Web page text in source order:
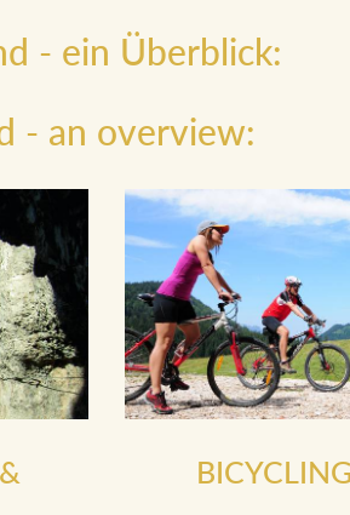
- ein Überblick:
- an overview: